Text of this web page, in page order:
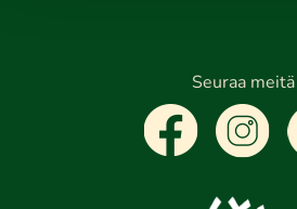
Seuraa meitä